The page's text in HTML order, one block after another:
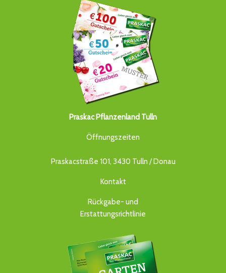
Praskac Pflanzenland Tulln
Öffnungszeiten
Praskacstraße 101, 3430 Tulln / Donau
Kontakt
Rückgabe- und
Erstattungsrichtlinie